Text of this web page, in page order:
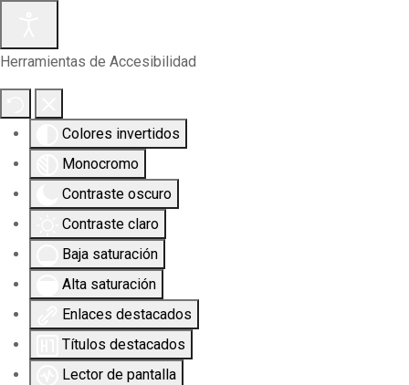
Herramientas de Accesibilidad
Colores invertidos
Monocromo
Contraste oscuro
Contraste claro
Baja saturación
Alta saturación
Enlaces destacados
Títulos destacados
Lector de pantalla